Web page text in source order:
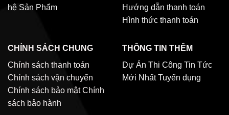
hệ Sản Phẩm
Hướng dẫn thanh toán
Hình thức thanh toán
CHÍNH SÁCH CHUNG
Chính sách thanh toán
Chính sách vận chuyển
Chính sách bảo mật Chính
sách bảo hành
THÔNG TIN THÊM
Dự Án Thi Công Tin Tức
Mới Nhất Tuyển dụng